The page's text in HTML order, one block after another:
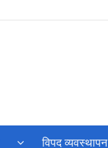
विपद व्यवस्थापन